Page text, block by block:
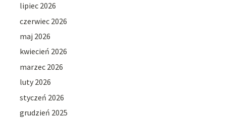
lipiec 2026
czerwiec 2026
maj 2026
kwiecień 2026
marzec 2026
luty 2026
styczeń 2026
grudzień 2025